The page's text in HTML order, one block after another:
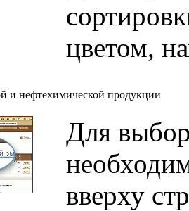
цветом,
и нефтехимической продукции
Для
вверху